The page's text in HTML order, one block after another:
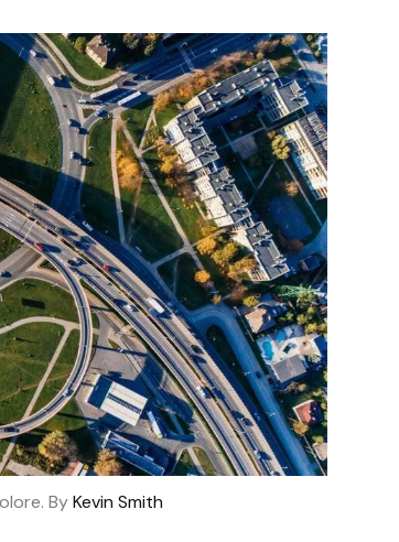
ByKevin Smith